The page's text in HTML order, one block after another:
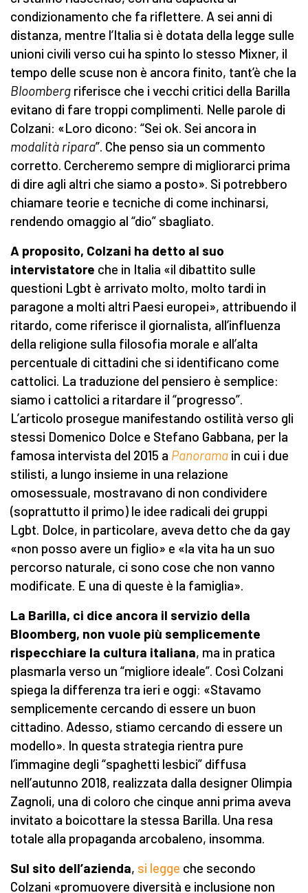
condizionamento che fa riflettere. A sei anni di
distanza, mentre l’Italia si è dotata della legge sulle
unioni civili verso cui ha spinto lo stesso Mixner, il
tempo delle scuse non è ancora finito, tant’è che la
Bloomberg riferisce che i vecchi critici della Barilla
evitano di fare troppi complimenti. Nelle parole di
Colzani: «Loro dicono: “Sei ok. Sei ancora in
modalità ripara”. Che penso sia un commento
corretto. Cercheremo sempre di migliorarci prima
di dire agli altri che siamo a posto». Si potrebbero
chiamare teorie e tecniche di come inchinarsi,
rendendo omaggio al “dio” sbagliato.
A proposito, Colzani ha detto al suo
intervistatore che in Italia «il dibattito sulle
questioni Lgbt è arrivato molto, molto tardi in
paragone a molti altri Paesi europei», attribuendo il
ritardo, come riferisce il giornalista, all’influenza
della religione sulla filosofia morale e all’alta
percentuale di cittadini che si identificano come
cattolici. La traduzione del pensiero è semplice:
siamo i cattolici a ritardare il “progresso”.
L’articolo prosegue manifestando ostilità verso gli
stessi Domenico Dolce e Stefano Gabbana, per la
famosa intervista del 2015 a Panorama in cui i due
stilisti, a lungo insieme in una relazione
omosessuale, mostravano di non condividere
(soprattutto il primo) le idee radicali dei gruppi
Lgbt. Dolce, in particolare, aveva detto che da gay
«non posso avere un figlio» e «la vita ha un suo
percorso naturale, ci sono cose che non vanno
modificate. E una di queste è la famiglia».
La Barilla, ci dice ancora il servizio della
Bloomberg, non vuole più semplicemente
rispecchiare la cultura italiana, ma in pratica
plasmarla verso un “migliore ideale”. Così Colzani
spiega la differenza tra ieri e oggi: «Stavamo
semplicemente cercando di essere un buon
cittadino. Adesso, stiamo cercando di essere un
modello». In questa strategia rientra pure
l’immagine degli “spaghetti lesbici” diffusa
nell’autunno 2018, realizzata dalla designer Olimpia
Zagnoli, una di coloro che cinque anni prima aveva
invitato a boicottare la stessa Barilla. Una resa
totale alla propaganda arcobaleno, insomma.
Sul sito dell’azienda, si legge che secondo
Colzani «promuovere diversità e inclusione non